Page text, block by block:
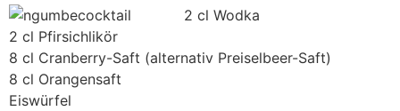
2 cl Wodka
2 cl Pfirsichlikör
8 cl Cranberry-Saft (alternativ Preiselbeer-Saft)
8 cl Orangensaft
Eiswürfel